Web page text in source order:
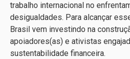
trabalho internacional no
desigualdades. Para alcançar
Brasil vem investindo na
apoiadores(as) e ativistas
sustentabilidade financeira.